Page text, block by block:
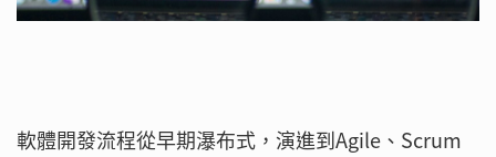
軟體開發流程從早期瀑布式，演進到Agile、Scrum